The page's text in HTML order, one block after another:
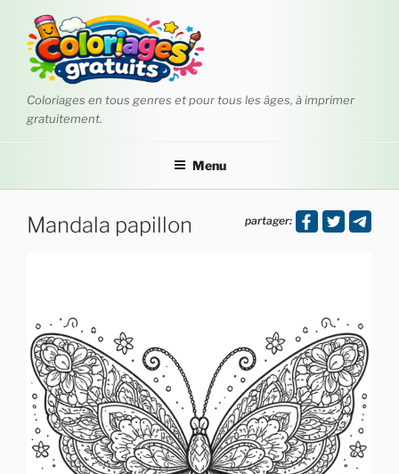
contenu
principal
Coloriages en tous genres et pour tous les âges, à imprimer
gratuitement.
Menu
Mandala papillon partager: